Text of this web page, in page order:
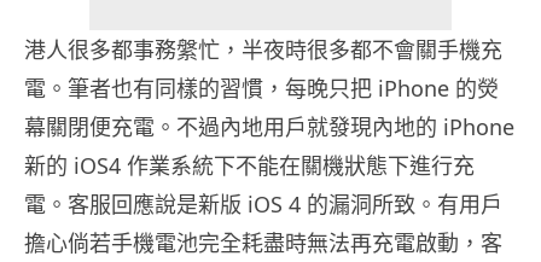
港人很多都事務縏忙，半夜時很多都不會關手機充
電。筆者也有同樣的習慣，每晚只把 iPhone 的熒
幕關閉便充電。不過內地用戶就發現內地的 iPhone
新的 iOS4 作業系統下不能在關機狀態下進行充
電。客服回應說是新版 iOS 4 的漏洞所致。有用戶
擔心倘若手機電池完全耗盡時無法再充電啟動，客